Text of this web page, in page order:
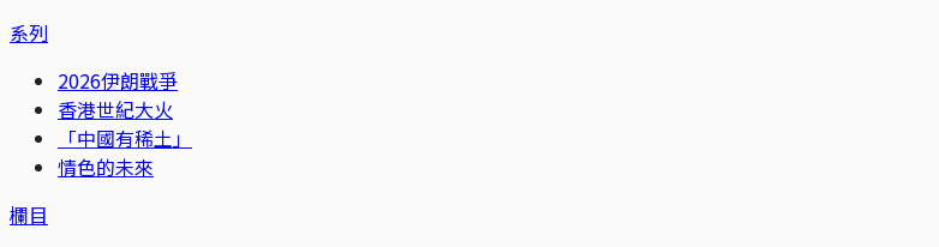
系列
2026伊朗戰爭
香港世紀大火
「中國有稀土」
情色的未來
欄目